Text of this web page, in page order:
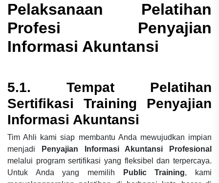
Pelaksanaan Pelatihan
Profesi Penyajian
Informasi Akuntansi
5.1. Tempat Pelatihan
Sertifikasi Training Penyajian
Informasi Akuntansi
Tim Ahli kami siap membantu Anda mewujudkan impian
menjadi
Penyajian Informasi Akuntansi Profesional
melalui program sertifikasi yang fleksibel dan terpercaya.
Untuk Anda yang memilih
Public Training, kami